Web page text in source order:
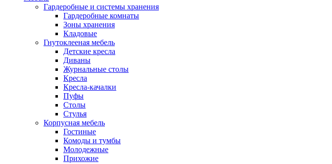
Гардеробные и системы хранения
Гардеробные комнаты
Зоны хранения
Кладовые
Гнутоклееная мебель
Детские кресла
Диваны
Журнальные столы
Кресла
Кресла-качалки
Пуфы
Столы
Стулья
Корпусная мебель
Гостиные
Комоды и тумбы
Молодежные
Прихожие